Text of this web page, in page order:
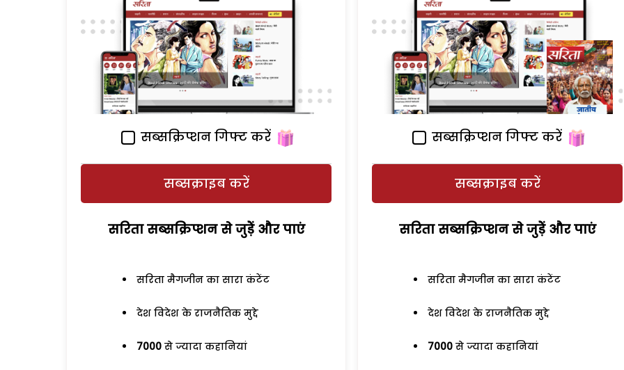
सब्सक्रिप्शन गिफ्ट करें
सब्सक्राइब करें
सरिता सब्सक्रिप्शन से जुड़ेें और पाएं
सरिता मैगजीन का सारा कंटेंट
देश विदेश के राजनैतिक मुद्दे
7000 से ज्यादा कहानियां
सब्सक्रिप्शन गिफ्ट करें
सब्सक्राइब करें
सरिता सब्सक्रिप्शन से जुड़ेें और पाएं
सरिता मैगजीन का सारा कंटेंट
देश विदेश के राजनैतिक मुद्दे
7000 से ज्यादा कहानियां